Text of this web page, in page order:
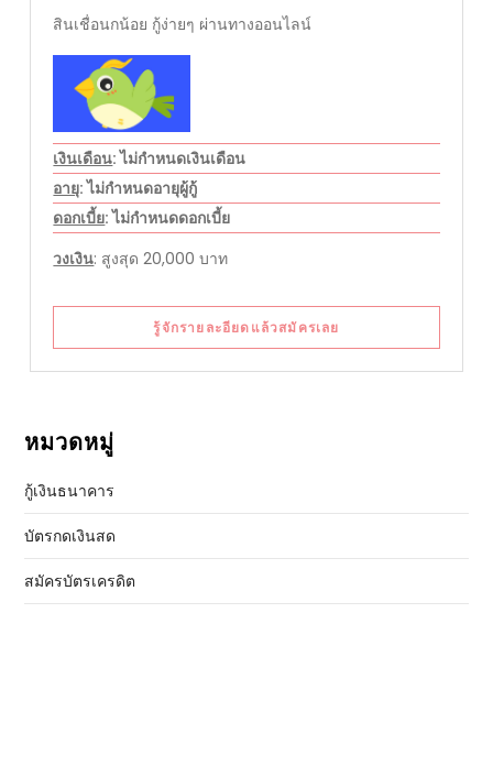
สินเชื่อนกน้อย กู้ง่ายๆ ผ่านทางออนไลน์
เงินเดือน: ไม่กำหนดเงินเดือน
อายุ: ไม่กำหนดอายุผู้กู้
ดอกเบี้ย: ไม่กำหนดดอกเบี้ย
วงเงิน: สูงสุด 20,000 บาท
รู้จักรายละอียดแล้วสมัครเลย
หมวดหมู่
กู้เงินธนาคาร
บัตรกดเงินสด
สมัครบัตรเครดิต